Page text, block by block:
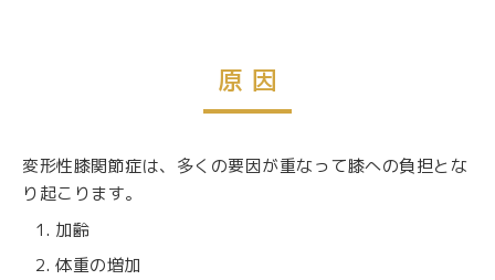
原 因
変形性膝関節症は、多くの要因が重なって膝への負担とな
り起こります。
加齢
体重の増加